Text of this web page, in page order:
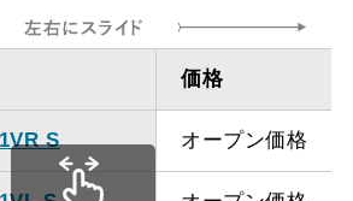
最大寸法 870ｍｍ
点検口を設けての最小寸
法は弊社にお問い合わせ
価格
S オープン価格